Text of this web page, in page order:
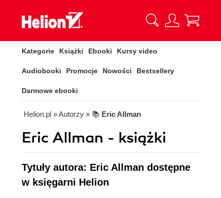
Kategorie Książki Ebooki Kursy video
Audiobooki Promocje Nowości Bestsellery
Darmowe ebooki
Helion.pl » Autorzy » 📚 Eric Allman
Eric Allman - książki
Tytuły autora: Eric Allman dostępne
w księgarni Helion